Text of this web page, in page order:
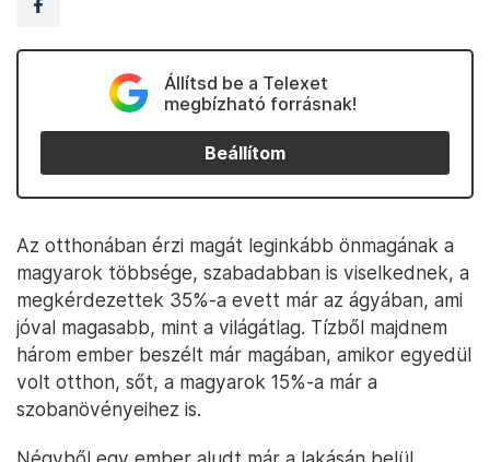
Állítsd be a Telexet
megbízható forrásnak!
Beállítom
Az otthonában érzi magát leginkább önmagának a
magyarok többsége, szabadabban is viselkednek, a
megkérdezettek 35%-a evett már az ágyában, ami
jóval magasabb, mint a világátlag. Tízből majdnem
három ember beszélt már magában, amikor egyedül
volt otthon, sőt, a magyarok 15%-a már a
szobanövényeihez is.